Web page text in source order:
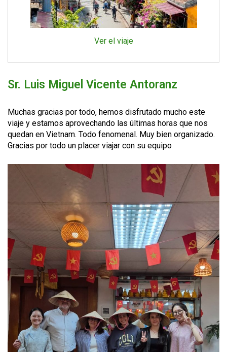
Sr. Luis Miguel Vicente Antoranz
Muchas gracias por todo, hemos disfrutado mucho este
viaje y estamos aprovechando las últimas horas que nos
quedan en Vietnam. Todo fenomenal. Muy bien organizado.
Gracias por todo un placer viajar con su equipo
Ver el viaje